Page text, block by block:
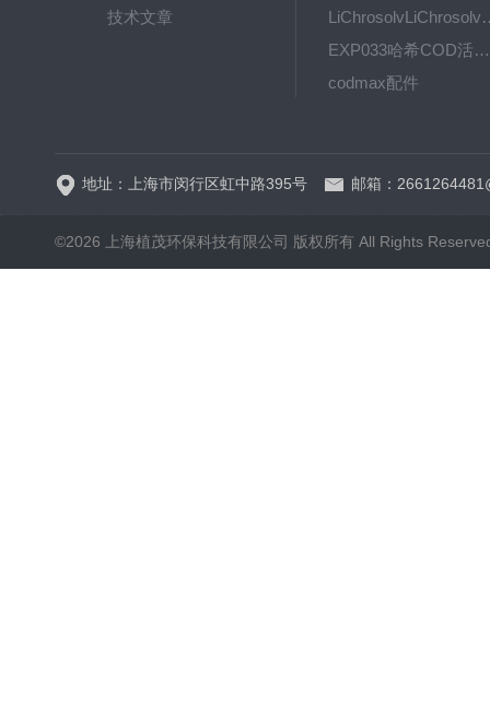
技术文章
EXP033哈希COD活塞泵价格 EXP033
codmax配件
地址：上海市闵行区虹中路395号 邮箱：
©2026 上海植茂环保科技有限公司 版权所有 All Rights